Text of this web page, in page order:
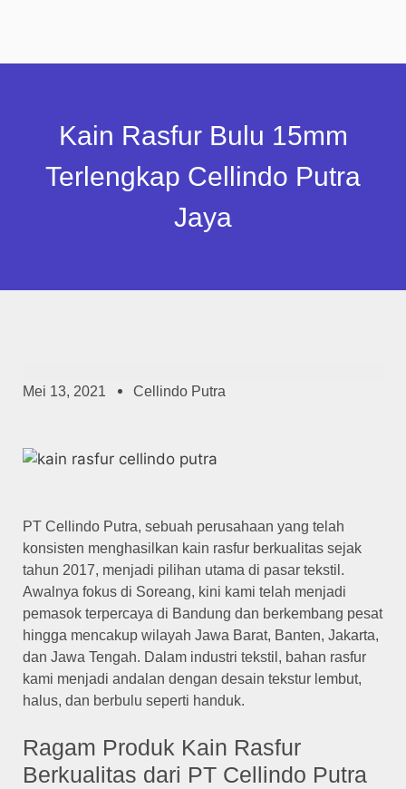
Kain Rasfur Bulu 15mm
Terlengkap Cellindo Putra
Jaya
Mei 13, 2021 Cellindo Putra
PT Cellindo Putra, sebuah perusahaan yang telah
konsisten menghasilkan kain rasfur berkualitas sejak
tahun 2017, menjadi pilihan utama di pasar tekstil.
Awalnya fokus di Soreang, kini kami telah menjadi
pemasok terpercaya di Bandung dan berkembang pesat
hingga mencakup wilayah Jawa Barat, Banten, Jakarta,
dan Jawa Tengah. Dalam industri tekstil, bahan rasfur
kami menjadi andalan dengan desain tekstur lembut,
halus, dan berbulu seperti handuk.
Ragam Produk Kain Rasfur
Berkualitas dari PT Cellindo Putra